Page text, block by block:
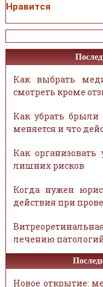
Нравится
Как выбрать
смотреть кроме
Как убрать брыли
меняется и что
Как организовать
лишних рисков
Когда нужен
действия при
лечению
Новое открытие: